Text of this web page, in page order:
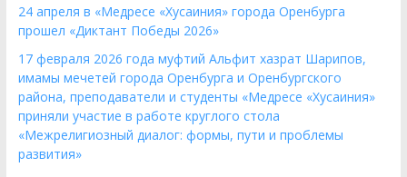
24 апреля в «Медресе «Хусаиния» города Оренбурга
прошел «Диктант Победы 2026»
17 февраля 2026 года муфтий Альфит хазрат Шарипов,
имамы мечетей города Оренбурга и Оренбургского
района, преподаватели и студенты «Медресе «Хусаиния»
приняли участие в работе круглого стола
«Межрелигиозный диалог: формы, пути и проблемы
развития»